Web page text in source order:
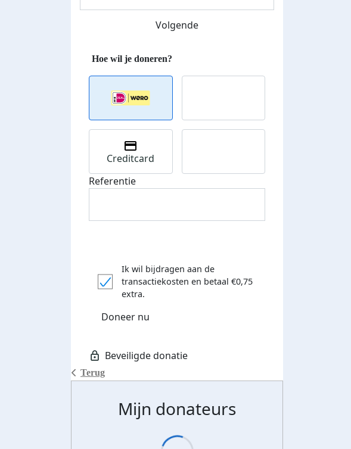
Volgende
Terug
Creditcard
Referentie
Ik wil bijdragen aan de
transactiekosten en betaal €0,75
extra.
Doneer nu
Mijn donateurs